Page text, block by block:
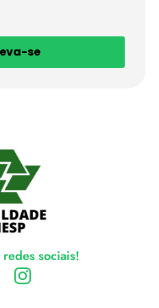
se
redes sociais!